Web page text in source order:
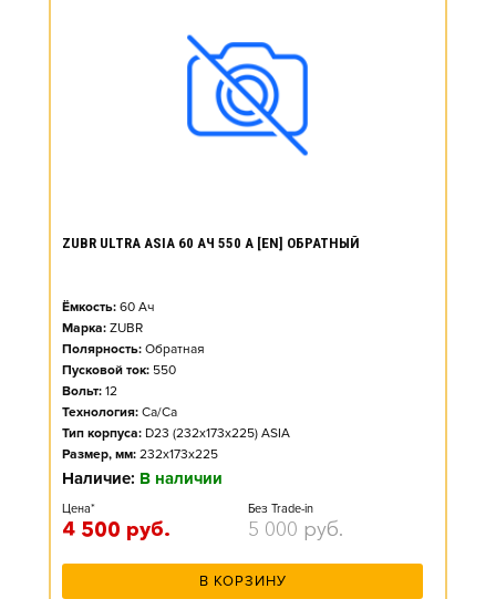
ZUBR ULTRA ASIA 60 АЧ 550 А [EN] ОБРАТНЫЙ
Ёмкость: 60 Ач
Марка: ZUBR
Полярность: Обратная
Пусковой ток: 550
Вольт: 12
Технология: Ca/Ca
Тип корпуса: D23 (232x173x225) ASIA
Размер, мм: 232x173x225
Наличие: В наличии
Цена*
4 500 руб.
Без Trade-in
5 000 руб.
В КОРЗИНУ